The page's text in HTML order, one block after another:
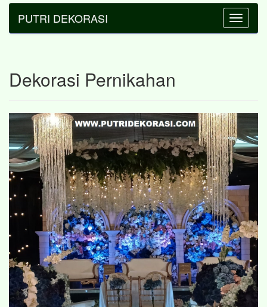
Toggle
PUTRI DEKORASI
Dekorasi Pernikahan